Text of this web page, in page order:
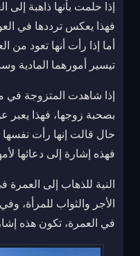
إذا حلمت بأنها ذاهبة إلى
فهذا يعكس ترددها في
أما إذا رأت أنها تعود من
تيسير أمورهما المادية
إذا شاهدت المتزوجة في
بصحبة زوجها، فهذا
حال قالت إنها رأت نفسها
فهذه إشارة إلى دعائها
النية للذهاب إلى العمرة
الأجر والثواب للمرأة،
في العمرة، تكون هذه